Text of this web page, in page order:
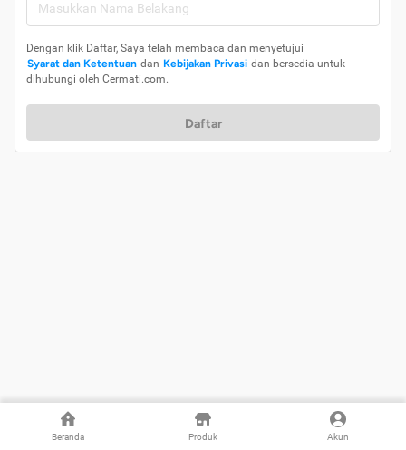
Beranda Produk Akun
Dengan klik Daftar, Saya telah membaca dan menyetujui
Syarat dan Ketentuan dan Kebijakan Privasi dan bersedia untuk
dihubungi oleh Cermati.com.
Daftar